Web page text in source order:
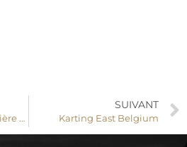
La Myrtille d’Amélie Bière Spéciale
SUIVANT
Karting East Belgium